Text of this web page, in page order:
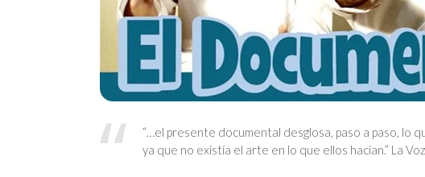
“…el presente documental desglosa, paso a paso,
ya que no existía el arte en lo que ellos hacían.” La